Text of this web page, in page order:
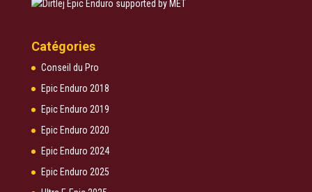
Catégories
Conseil du Pro
Epic Enduro 2018
Epic Enduro 2019
Epic Enduro 2020
Epic Enduro 2024
Epic Enduro 2025